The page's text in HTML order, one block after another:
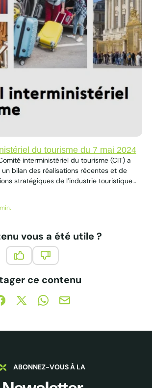
du tourisme du 7 mai 2024
interministériel du tourisme (CIT) a
bilan des réalisations récentes et de
stratégiques de l’industrie touristique
du plan Destination France, doté
de subventions et...
vous a été utile ?
ce contenu
sur Facebook (nouvelle fenêtre)
Partager sur X / Twitter (nouvelle
Partager sur WhatsApp
Partager par mail
ABONNEZ-VOUS À LA